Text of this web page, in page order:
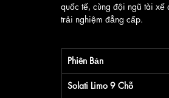
quốc tế, cùng đội ngũ tài xế
trải nghiệm đẳng cấp.
Phiên Bản
Solati Limo 9 Chỗ